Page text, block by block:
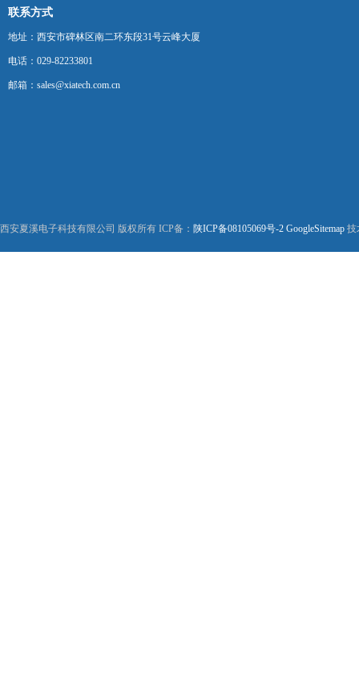
联系方式
地址：西安市碑林区南二环东段31号云峰大厦
电话：029-82233801
邮箱：sales@xiatech.com.cn
西安夏溪电子科技有限公司 版权所有 ICP备： 陕ICP备08105069号-2 GoogleSitemap 技